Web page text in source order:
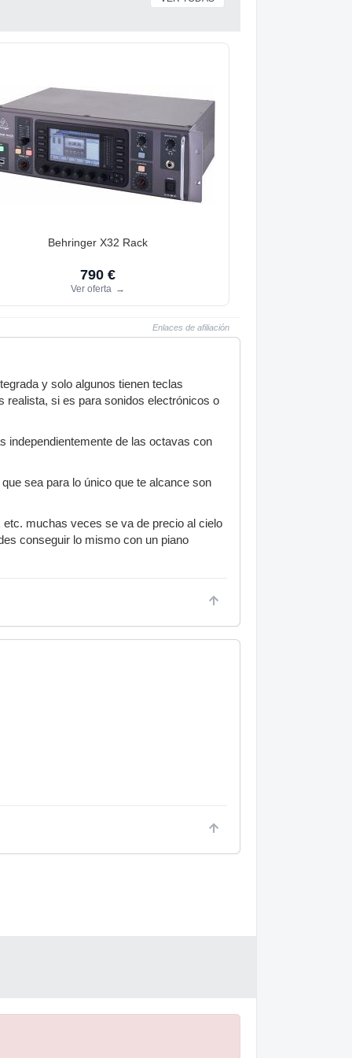
Behringer X32 Rack
790 €
Ver oferta →
Enlaces de afiliación
y solo algunos tienen teclas
realista, si es para sonidos electrónicos o
independientemente de las octavas con
sea para lo único que te alcance son
muchas veces se va de precio al cielo
conseguir lo mismo con un piano